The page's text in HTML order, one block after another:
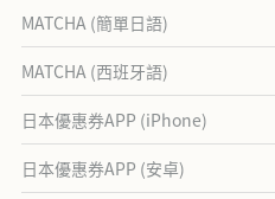
MATCHA (簡單日語)
MATCHA (西班牙語)
日本優惠券APP (iPhone)
日本優惠券APP (安卓)